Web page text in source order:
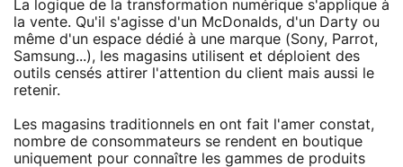
La logique de la transformation numérique s'applique à
la vente. Qu'il s'agisse d'un McDonalds, d'un Darty ou
même d'un espace dédié à une marque (Sony, Parrot,
Samsung...), les magasins utilisent et déploient des
outils censés attirer l'attention du client mais aussi le
retenir.
Les magasins traditionnels en ont fait l'amer constat,
nombre de consommateurs se rendent en boutique
uniquement pour connaître les gammes de produits